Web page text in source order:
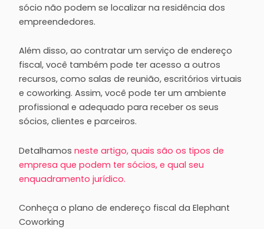
sócio não podem se localizar na residência dos
empreendedores.
Além disso, ao contratar um serviço de endereço
fiscal, você também pode ter acesso a outros
recursos, como salas de reunião, escritórios virtuais
e coworking. Assim, você pode ter um ambiente
profissional e adequado para receber os seus
sócios, clientes e parceiros.
Detalhamos neste artigo, quais são os tipos de
empresa que podem ter sócios, e qual seu
enquadramento jurídico.
Conheça o plano de endereço fiscal da Elephant
Coworking